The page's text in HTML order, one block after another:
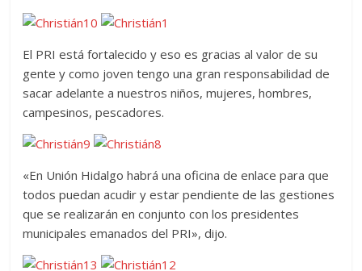
El PRI está fortalecido y eso es gracias al valor de su
gente y como joven tengo una gran responsabilidad de
sacar adelante a nuestros niños, mujeres, hombres,
campesinos, pescadores.
«En Unión Hidalgo habrá una oficina de enlace para que
todos puedan acudir y estar pendiente de las gestiones
que se realizarán en conjunto con los presidentes
municipales emanados del PRI», dijo.